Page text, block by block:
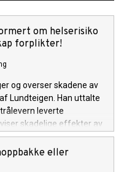
om helserisiko
forplikter!
og overser skadene av
Lundteigen. Han uttalte
leverte
skadelige effekter av
til ham, resten av
eller